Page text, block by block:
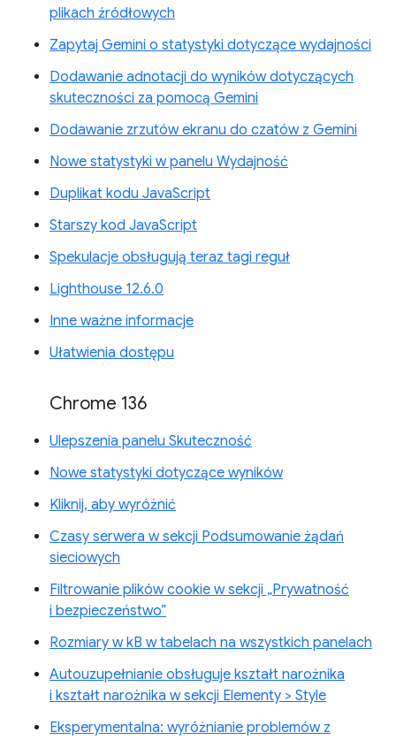
plikach źródłowych
Zapytaj Gemini o statystyki dotyczące wydajności
Dodawanie adnotacji do wyników dotyczących
skuteczności za pomocą Gemini
Dodawanie zrzutów ekranu do czatów z Gemini
Nowe statystyki w panelu Wydajność
Duplikat kodu JavaScript
Starszy kod JavaScript
Spekulacje obsługują teraz tagi reguł
Lighthouse 12.6.0
Inne ważne informacje
Ułatwienia dostępu
Chrome 136
Ulepszenia panelu Skuteczność
Nowe statystyki dotyczące wyników
Kliknij, aby wyróżnić
Czasy serwera w sekcji Podsumowanie żądań
sieciowych
Filtrowanie plików cookie w sekcji „Prywatność
i bezpieczeństwo”
Rozmiary w kB w tabelach na wszystkich panelach
Autouzupełnianie obsługuje kształt narożnika
i kształt narożnika w sekcji Elementy > Style
Eksperymentalna: wyróżnianie problemów z